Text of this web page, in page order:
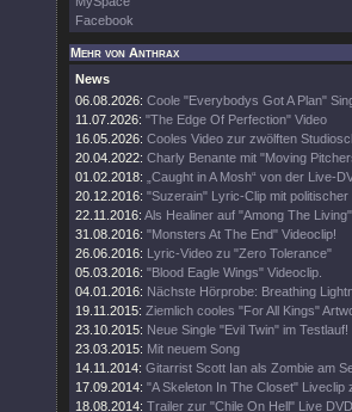
Facebook
Mehr von Anthrax
News
06.08.2026: Coole "Everybodys Got A Plan"
11.07.2026: "The Edge Of Perfection" Video
16.05.2026: Cooles Video zur zwölften
20.04.2022: Charly Benante mit "Moving
01.02.2018:
„Caught in A Mosh“ von der Live-
20.12.2016: "Suzerain" Lyric-Clip mit
22.11.2016: Als Healiner auf "Among The
31.08.2016: "Monsters At The End" Videoclip!
26.06.2016: Lyric-Video zu "Zero Tolerance"
05.03.2016: "Blood Eagle Wings" Videoclip.
04.01.2016: Nächste Hörprobe: Breathing
19.11.2015: Ziemlich cooles "For All Kings"
23.10.2015: Neue Single "Evil Twin" im Testlauf!
23.03.2015: Mit neuem Song
14.11.2014: Gitarrist Scott Ian als Zombie am
17.09.2014: "A Skeleton In The Closet" Liveclip
18.08.2014: Trailer zur "Chile On Hell" Live